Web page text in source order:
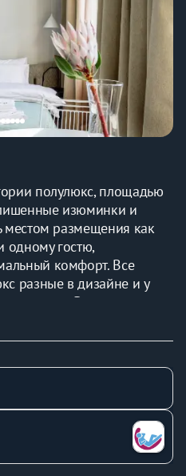
полулюкс, площадью
изюминки и
местом размещения как
одному гостю,
комфорт. Все
разные в дизайне и у
В номере есть
постель, мягкие
пользования.